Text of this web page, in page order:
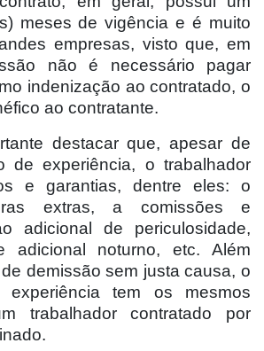
meses de vigência e é muito
empresas, visto que, em
não é necessário pagar
indenização ao contratado, o
ao contratante.
destacar que, apesar de
de experiência, o trabalhador
e garantias, dentre eles: o
extras, a comissões e
adicional de periculosidade,
adicional noturno, etc. Além
demissão sem justa causa, o
experiência tem os mesmos
trabalhador contratado por